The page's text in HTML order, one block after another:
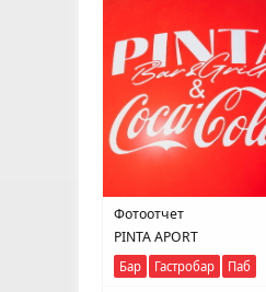
Фотоотчет
PINTA APORT
Бар Гастробар Паб